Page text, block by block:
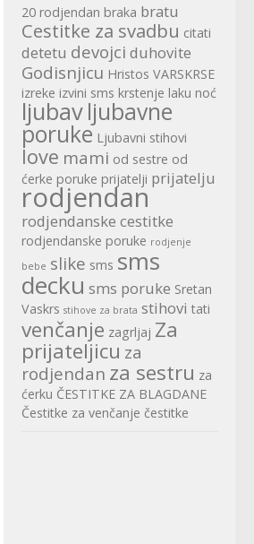
20 rodjendan braka bratu
Cestitke za svadbu citati
detetu devojci duhovite
Godisnjicu Hristos VARSKRSE
izreke izvini sms krstenje laku noć
ljubavljubavne
poruke Ljubavni stihovi
love mami od sestre od
ćerke poruke prijatelji prijatelju
rodjendan
rodjendanske cestitke
rodjendanske poruke rodjenje
bebe slike sms sms
decku sms poruke Sretan
Vaskrs stihove za brata stihovi tati
venčanje zagrljaj Za
prijateljicu za
rodjendan za sestru za
ćerku ČESTITKE ZA BLAGDANE
Čestitke za venčanje čestitke